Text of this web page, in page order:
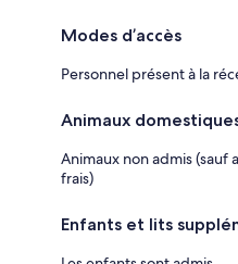
Modes d’accès
Personnel présent à la
Animaux
Animaux non admis (sauf
frais)
Enfants et lits